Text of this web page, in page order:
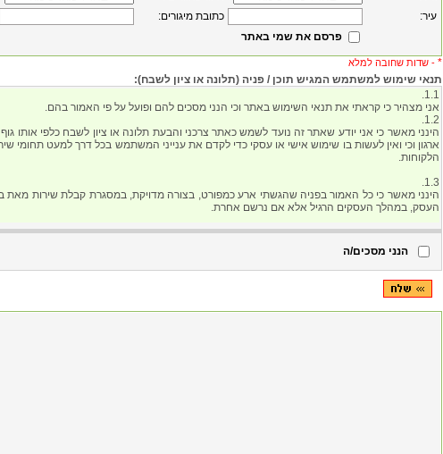
:כתובת מיגורים
פרסם את שמי באתר
שדות שחובה למלא - *
תנאי שימוש למשתמש המגיש תוכן / פניה (תלונה או ציון לשבח):
הנני מסכים/ה